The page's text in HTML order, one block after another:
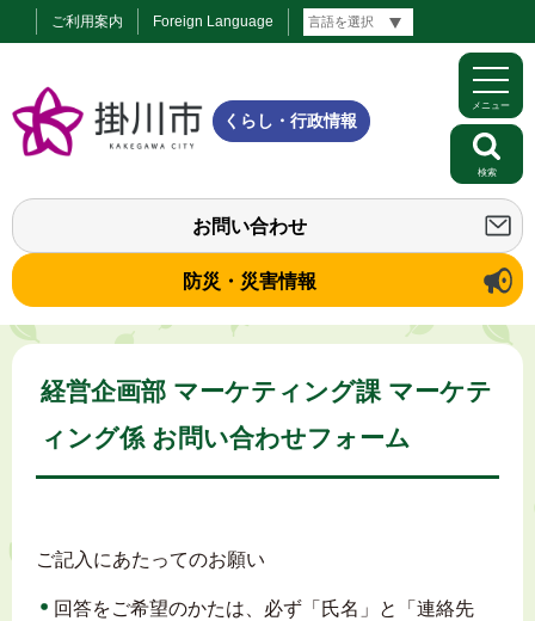
ご利用案内 Foreign Language
くらし・行政情報
お問い合わせ
防災・災害情報
メニュー
検索
経営企画部 マーケティング課 マーケテ
ィング係 お問い合わせフォーム
ご記入にあたってのお願い
回答をご希望のかたは、必ず「氏名」と「連絡先